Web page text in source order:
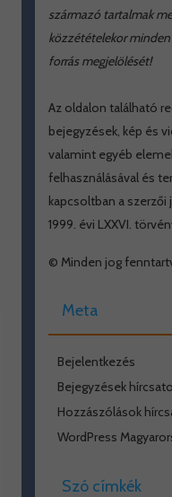
származó tartalmak
közzétételekor minden
forrás megjelölését!
Az oldalon található
bejegyzések, kép és
valamint egyéb
felhasználásával és
kapcsoltban a szerzői
1999. évi LXXVI.
© Minden jog
Meta
Bejelentkezés
Bejegyzések
Hozzászólások
WordPress
Szó címkék